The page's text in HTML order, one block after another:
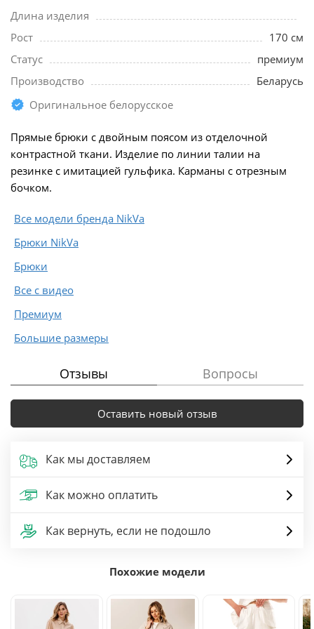
Длина изделия
Рост
170 см
Статус
премиум
Производство
Беларусь
Оригинальное белорусское
Прямые брюки с двойным поясом из отделочной
контрастной ткани. Изделие по линии талии на
резинке с имитацией гульфика. Карманы с отрезным
бочком.
Все модели бренда NikVa
Брюки NikVa
Брюки
Все с видео
Премиум
Большие размеры
Отзывы Вопросы
Оставить новый отзыв
Как мы доставляем
Как можно оплатить
Как вернуть, если не подошло
Похожие модели